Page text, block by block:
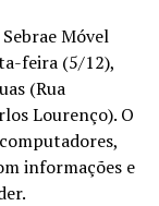
Móvel
feira (5/12),
(Rua
Lourenço). O
informações e